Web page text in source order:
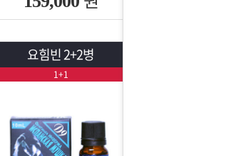
요힘빈 2+2병
1+1